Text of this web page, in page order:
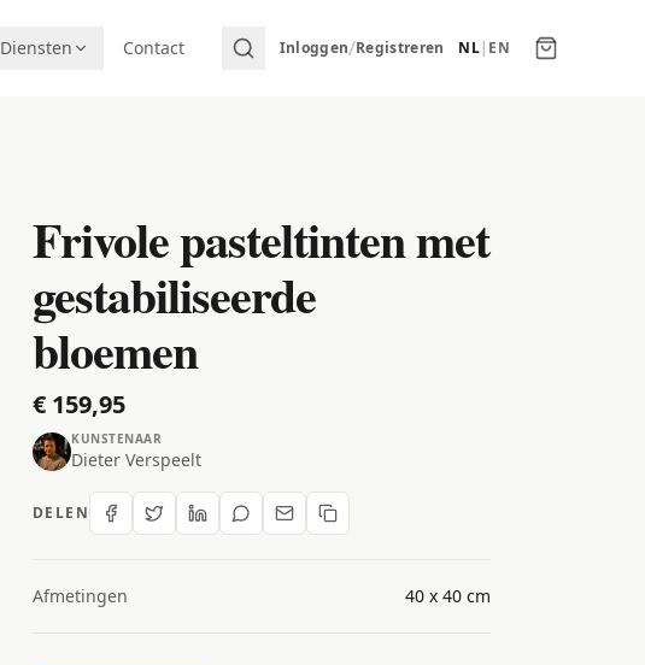
Diensten Contact Inloggen/Registreren NL| EN
Frivole pasteltinten met
gestabiliseerde
bloemen
€ 159,95
KUNSTENAAR
Dieter Verspeelt
DELEN
Afmetingen 40 x 40 cm